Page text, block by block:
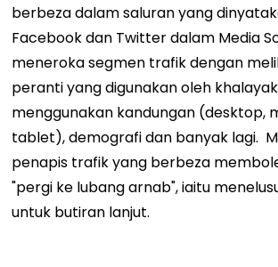
berbeza dalam saluran yang
Facebook dan Twitter dalam Media
meneroka segmen trafik dengan
peranti yang digunakan oleh
menggunakan kandungan (desktop,
tablet), demografi dan banyak lagi.
penapis trafik yang berbeza
"pergi ke lubang arnab", iaitu
untuk butiran lanjut.